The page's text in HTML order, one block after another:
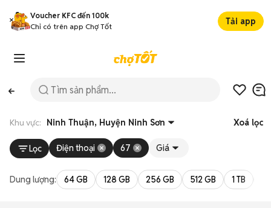
Voucher KFC đến 100k
Chỉ có trên app Chợ Tốt
Tải app
Khu vực: Ninh Thuận, Huyện Ninh Sơn Xoá lọc
Lọc Điện thoại 67 Giá
Dung lượng: 64 GB 128 GB 256 GB 512 GB 1 TB